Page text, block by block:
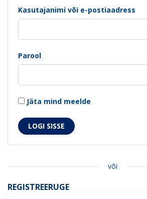
Kasutajanimi või e-postiaadress
Parool
Jäta mind meelde
või
REGISTREERUGE